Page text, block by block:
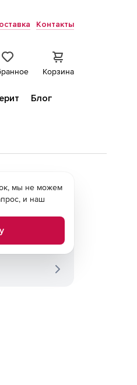
Контакты
Корзина
Блог
мы не можем
и наш